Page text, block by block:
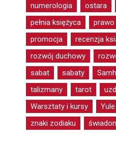
numerologia
ostara
pełnia księżyca
promocja
recenzja
rozwój duchowy
sabat
sabaty
talizmany
tarot
Warsztaty i kursy
Yule
znaki zodiaku